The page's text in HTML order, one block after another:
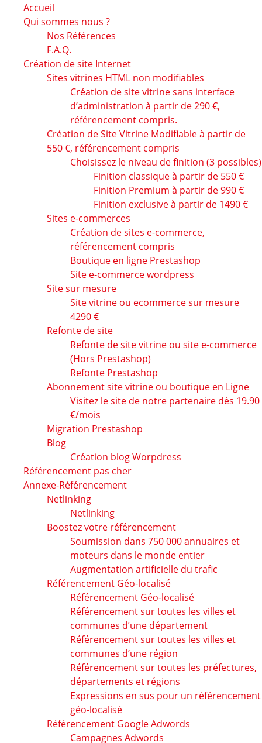
Accueil
Qui sommes nous ?
Nos Références
F.A.Q.
Création de site Internet
Sites vitrines HTML non modifiables
Création de site vitrine sans interface
d’administration à partir de 290 €,
référencement compris.
Création de Site Vitrine Modifiable à partir de
550 €, référencement compris
Choisissez le niveau de finition (3 possibles)
Finition classique à partir de 550 €
Finition Premium à partir de 990 €
Finition exclusive à partir de 1490 €
Sites e-commerces
Création de sites e-commerce,
référencement compris
Boutique en ligne Prestashop
Site e-commerce wordpress
Site sur mesure
Site vitrine ou ecommerce sur mesure
4290 €
Refonte de site
Refonte de site vitrine ou site e-commerce
(Hors Prestashop)
Refonte Prestashop
Abonnement site vitrine ou boutique en Ligne
Visitez le site de notre partenaire dès 19.90
€/mois
Migration Prestashop
Blog
Création blog Worpdress
Référencement pas cher
Annexe-Référencement
Netlinking
Netlinking
Boostez votre référencement
Soumission dans 750 000 annuaires et
moteurs dans le monde entier
Augmentation artificielle du trafic
Référencement Géo-localisé
Référencement Géo-localisé
Référencement sur toutes les villes et
communes d’une département
Référencement sur toutes les villes et
communes d’une région
Référencement sur toutes les préfectures,
départements et régions
Expressions en sus pour un référencement
géo-localisé
Référencement Google Adwords
Campagnes Adwords